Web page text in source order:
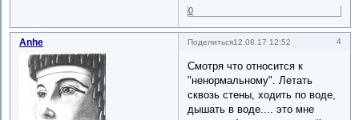
0
Поделиться 4
12.08.17 12:52
Anhe
Смотря что относится к
"ненормальному". Летать
сквозь стены, ходить по воде,
дышать в воде.... это мне